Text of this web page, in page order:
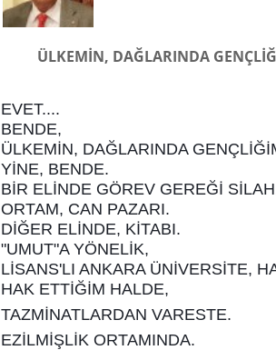
ÜLKEMİN, DAĞLARINDA
EVET....
BENDE,
ÜLKEMİN, DAĞLARINDA
YİNE, BENDE.
BİR ELİNDE GÖREV GEREĞİ
ORTAM, CAN PAZARI.
DİĞER ELİNDE, KİTABI.
"UMUT"A YÖNELİK,
LİSANS'LI ANKARA ÜNİVERSİTE,
HAK ETTİĞİM HALDE,
TAZMİNATLARDAN VARESTE.
EZİLMİŞLİK ORTAMINDA.